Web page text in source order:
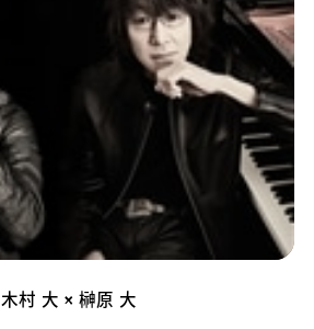
木村 大 × 榊原 大